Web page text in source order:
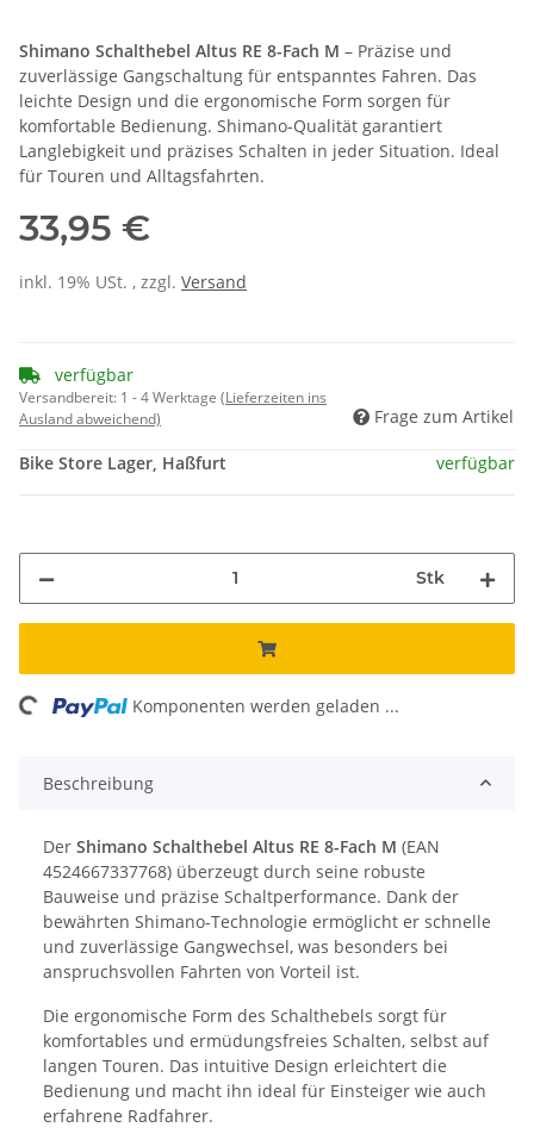
Shimano Schalthebel Altus RE 8-Fach M – Präzise und
zuverlässige Gangschaltung für entspanntes Fahren. Das
leichte Design und die ergonomische Form sorgen für
komfortable Bedienung. Shimano-Qualität garantiert
Langlebigkeit und präzises Schalten in jeder Situation. Ideal
für Touren und Alltagsfahrten.
33,95 €
inkl. 19% USt. , zzgl. Versand
verfügbar
Versandbereit: 1 - 4 Werktage (Lieferzeiten ins
Ausland abweichend)
Frage zum Artikel
Bike Store Lager, Haßfurt verfügbar
Stk
Komponenten werden geladen ...
Beschreibung
Der Shimano Schalthebel Altus RE 8-Fach M (EAN
4524667337768) überzeugt durch seine robuste
Bauweise und präzise Schaltperformance. Dank der
bewährten Shimano-Technologie ermöglicht er schnelle
und zuverlässige Gangwechsel, was besonders bei
anspruchsvollen Fahrten von Vorteil ist.
Die ergonomische Form des Schalthebels sorgt für
komfortables und ermüdungsfreies Schalten, selbst auf
langen Touren. Das intuitive Design erleichtert die
Bedienung und macht ihn ideal für Einsteiger wie auch
erfahrene Radfahrer.